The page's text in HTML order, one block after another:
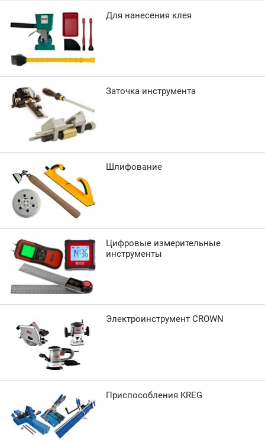
Для нанесения клея
Заточка инструмента
Шлифование
Цифровые измерительные
инструменты
Электроинструмент CROWN
Приспособления KREG